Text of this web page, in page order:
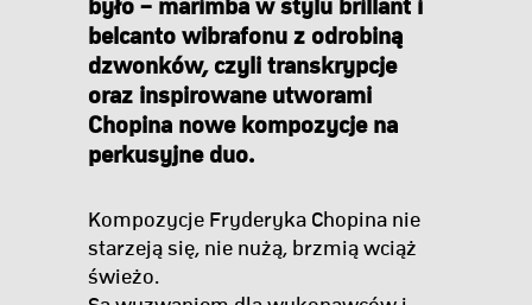
było – marimba w stylu brillant i
belcanto wibrafonu z odrobiną
dzwonków, czyli transkrypcje
oraz inspirowane utworami
Chopina nowe kompozycje na
perkusyjne duo.
Kompozycje Fryderyka Chopina nie
starzeją się, nie nużą, brzmią wciąż
świeżo.